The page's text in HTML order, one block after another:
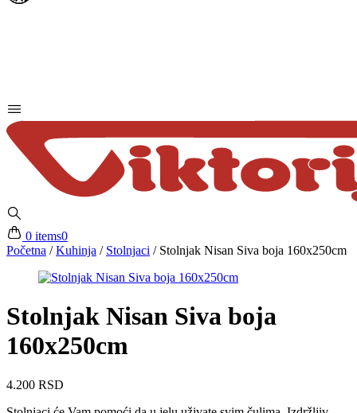
0 items0
Početna /Kuhinja / Stolnjaci / Stolnjak Nisan Siva boja 160x250cm
Stolnjak Nisan Siva boja
160x250cm
4.200 RSD